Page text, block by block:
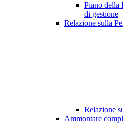
Piano della
di gestione
Relazione sulla
Relazione
Ammontare